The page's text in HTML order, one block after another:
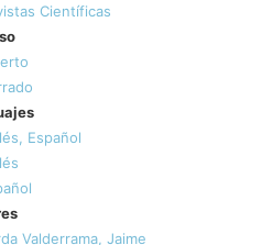
Científicas
Español
Valderrama, Jaime